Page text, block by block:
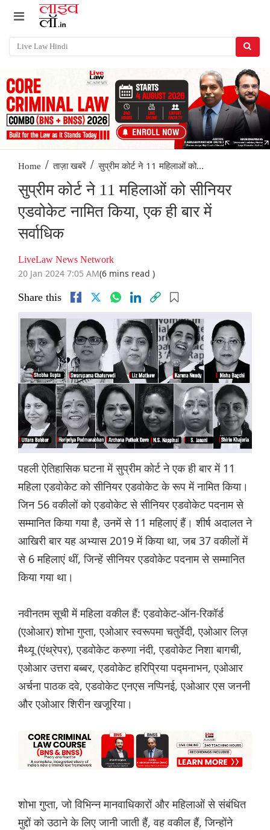
Home / ताज़ा खबरें / सुप्रीम कोर्ट ने 11 महिलाओं को...
सुप्रीम कोर्ट ने 11 महिलाओं को सीनियर
एडवोकेट नामित किया, एक ही बार में
सर्वाधिक
LiveLaw News Network
20 Jan 2024 7:05 AM(6 mins read )
Share this
पहली ऐतिहासिक घटना में सुप्रीम कोर्ट ने एक ही बार में 11
महिला एडवोकेट को सीनियर एडवोकेट के रूप में नामित किया।
जिन 56 वकीलों को एडवोकेट से सीनियर एडवोकेट पदनाम से
सम्मानित किया गया है, उनमें से 11 महिलाएं हैं। शीर्ष अदालत ने
आखिरी बार यह अभ्यास 2019 में किया था, जब 37 वकीलों में
से 6 महिलाएं थीं, जिन्हें सीनियर एडवोकेट पदनाम से सम्मानित
किया गया था।
नवीनतम सूची में महिला वकील हैं: एडवोकेट-ऑन-रिकॉर्ड
(एओआर) शोभा गुप्ता, एओआर स्वरूपमा चतुर्वेदी, एओआर लिज़
मैथ्यू (एंथ्रेपर), एडवोकेट करुणा नंदी, एडवोकेट निशा बागची,
एओआर उत्तरा बब्बर, एडवोकेट हरिप्रिया पद्मनाभन, एओआर
अर्चना पाठक दवे, एडवोकेट एनएस नप्पिनई, एओआर एस जननी
और एओआर शिरीन खजूरिया।
शोभा गुप्ता, जो विभिन्न मानवाधिकारों और महिलाओं से संबंधित
मुद्दों को उठाने के लिए जानी जाती हैं, वह वकील हैं, जिन्होंने